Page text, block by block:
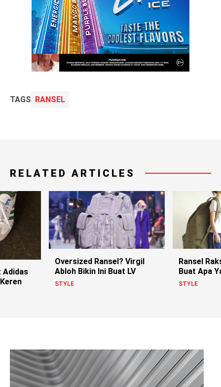
TAGS RANSEL
RELATED ARTICLES
Adidas
Oversized Ransel? Virgil
Abloh Bikin Ini Buat LV
STYLE
Ransel
Buat Apa
STYLE